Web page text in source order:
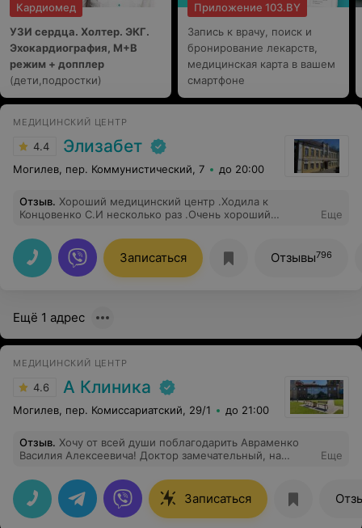
Кардиомед
УЗИ сердца. Холтер. ЭКГ.
Эхокардиография, М+В
режим + допплер
(дети,подростки)
Приложение 103.BY
Запись к врачу, поиск и
бронирование лекарств,
медицинская карта в вашем
смартфоне
МЕДИЦИНСКИЙ ЦЕНТР
4.4 Элизабет
Могилев, пер. Коммунистический, 7 до 20:00
Отзыв. Хороший медицинский центр .Ходила к
Концовенко С.И несколько раз .Очень хороший
.Спасибо таким людям ,что они есть .
Еще
Записаться Отзывы796
Ещё 1 адрес
МЕДИЦИНСКИЙ ЦЕНТР
4.6 А Клиника
Могилев, пер. Комиссариатский, 29/1 до 21:00
Отзыв. Хочу от всей души поблагодарить Авраменко
Василия Алексеевича! Доктор замечательный, на
объяснили ответил на все мои вопросы. Спасибо!
Еще
Записаться